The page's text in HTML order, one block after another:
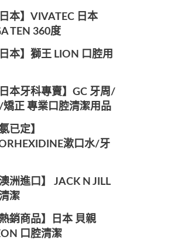
本】VIVATEC 日本
TEN 360度
本】獅王 LION 口腔用
本牙科專賣】GC 牙周/
正 專業口腔清潔用品
已定】
漱口水/牙
洲進口】 JACK N JILL
潔
銷商品】日本 貝親
口腔清潔